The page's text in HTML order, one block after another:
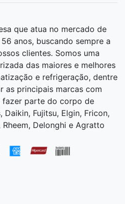
que atua no mercado de
anos, buscando sempre a
clientes. Somos uma
das maiores e melhores
e refrigeração, dentre
as principais marcas com
fazer parte do corpo de
Fujitsu, Elgin, Fricon,
Rheem, Delonghi e Agratto